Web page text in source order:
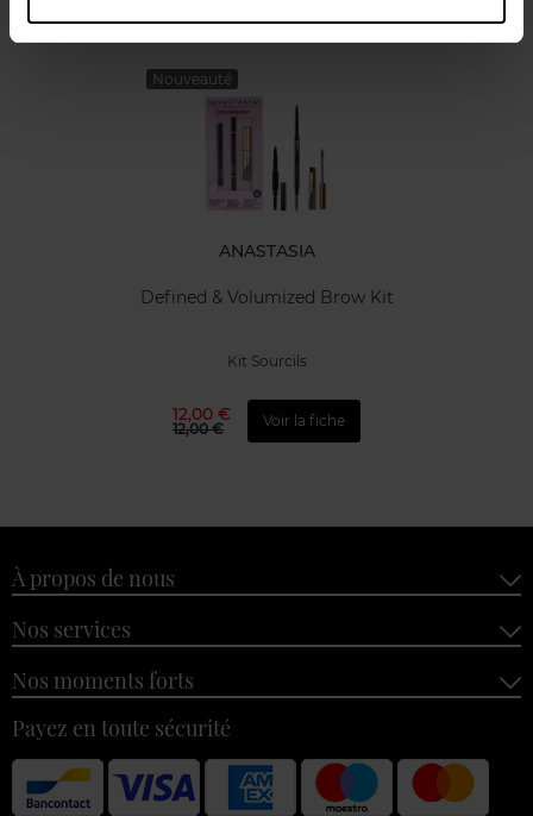
Oublié quelque chose ?
Nouveauté
ANASTASIA
Defined & Volumized Brow Kit
Kit Sourcils
12,00 €
12,00 € Voir la fiche
À propos de nous
Nos services
Nos moments forts
Payez en toute sécurité